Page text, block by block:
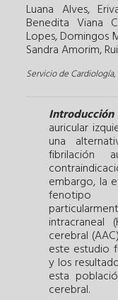
Luana Alves,
Benedita Viana
Lopes, Domingos
Sandra Amorim,
Servicio de
auricular
una
fibrilación
embargo, la
fenotipo
intracraneal
cerebral
este estudio
y los
esta
cerebral.